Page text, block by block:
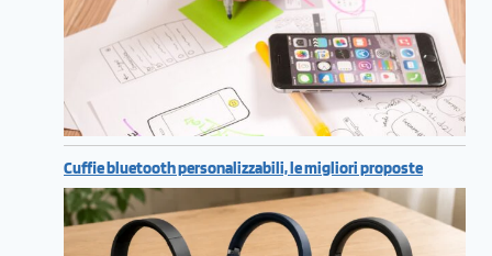
Cuffie bluetooth personalizzabili, le migliori proposte